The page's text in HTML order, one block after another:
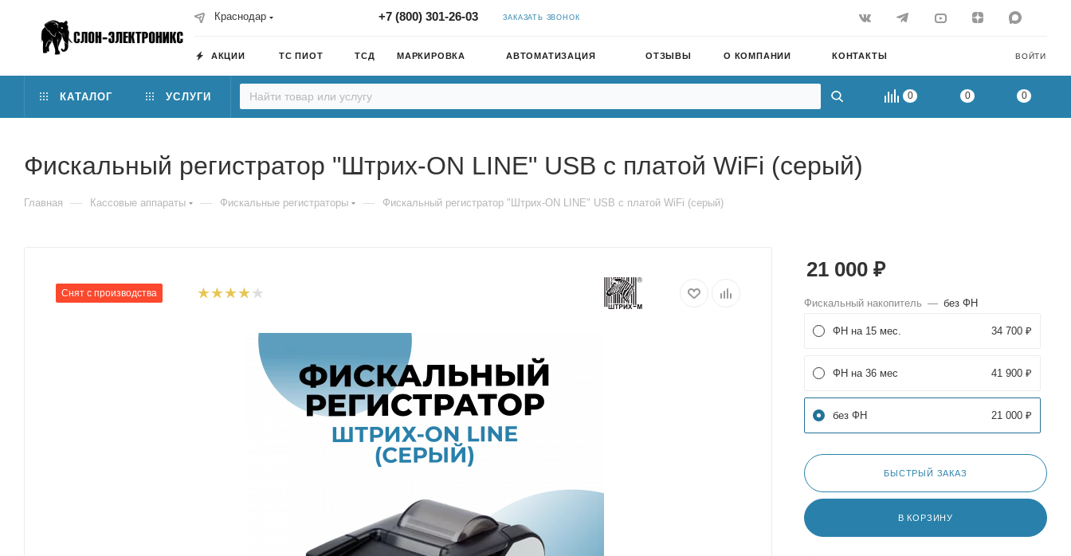
Краснодар +7 (800) 301-26-03 ЗАКАЗАТЬ ЗВОНОК
ВОЙТИ
АКЦИИ ТС ПИОТ ТСД МАРКИРОВКА АВТОМАТИЗАЦИЯ ОТЗЫВЫ О КОМПАНИИ КОНТАКТЫ
0 0 0
КАТАЛОГ УСЛУГИ
Фискальный регистратор "Штрих-ON LINE" USB с платой WiFi (серый)
Главная — Кассовые аппараты — Фискальные регистраторы — Фискальный регистратор "Штрих-ON LINE" USB с платой WiFi (серый)
Снят с производства
21 000 ₽
Фискальный накопитель — без ФН
ФН на 15 мес. 34 700 ₽
ФН на 36 мес 41 900 ₽
без ФН 21 000 ₽
БЫСТРЫЙ ЗАКАЗ
В КОРЗИНУ